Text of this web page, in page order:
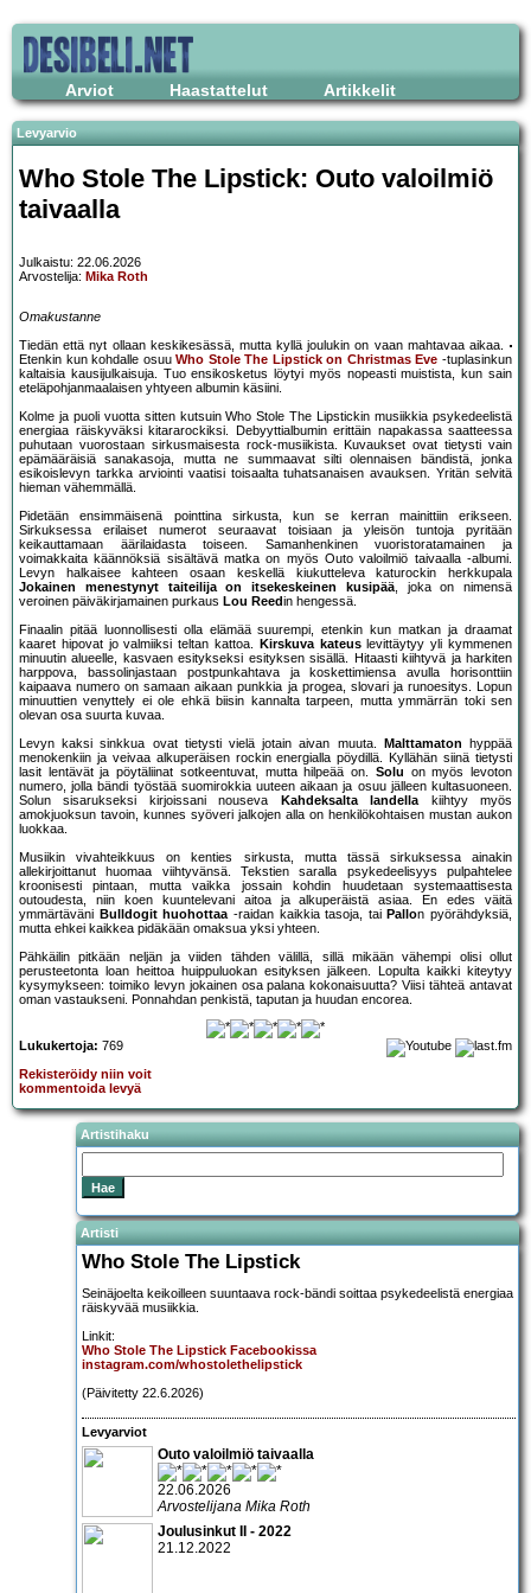
Arviot Haastattelut Artikkelit
Levyarvio
Who Stole The Lipstick: Outo valoilmiö
taivaalla
Julkaistu: 22.06.2026
Arvostelija: Mika Roth
Omakustanne
Tiedän että nyt ollaan keskikesässä, mutta kyllä joulukin on vaan mahtavaa aikaa.
Etenkin kun kohdalle osuuWho Stole The Lipstick on Christmas Eve -tuplasinkun
kaltaisia kausijulkaisuja. Tuo ensikosketus löytyi myös nopeasti muistista, kun sain
eteläpohjanmaalaisen yhtyeen albumin käsiini.
Kolme ja puoli vuotta sitten kutsuin Who Stole The Lipstickin musiikkia psykedeelistä
energiaa räiskyväksi kitararockiksi. Debyyttialbumin erittäin napakassa saatteessa
puhutaan vuorostaan sirkusmaisesta rock-musiikista. Kuvaukset ovat tietysti vain
epämääräisiä sanakasoja, mutta ne summaavat silti olennaisen bändistä, jonka
esikoislevyn tarkka arviointi vaatisi toisaalta tuhatsanaisen avauksen. Yritän selvitä
hieman vähemmällä.
Pidetään ensimmäisenä pointtina sirkusta, kun se kerran mainittiin erikseen.
Sirkuksessa erilaiset numerot seuraavat toisiaan ja yleisön tuntoja pyritään
keikauttamaan äärilaidasta toiseen. Samanhenkinen vuoristoratamainen ja
voimakkaita käännöksiä sisältävä matka on myös Outo valoilmiö taivaalla -albumi.
Levyn halkaisee kahteen osaan keskellä kiukutteleva katurockin herkkupala
Jokainen menestynyt taiteilija on itsekeskeinen kusipää, joka on nimensä
veroinen päiväkirjamainen purkaus Lou Reedin hengessä.
Finaalin pitää luonnollisesti olla elämää suurempi, etenkin kun matkan ja draamat
kaaret hipovat jo valmiiksi teltan kattoa.
Kirskuva kateuslevittäytyy yli kymmenen
minuutin alueelle, kasvaen esitykseksi esityksen sisällä. Hitaasti kiihtyvä ja harkiten
harppova, bassolinjastaan postpunkahtava ja koskettimiensa avulla horisonttiin
kaipaava numero on samaan aikaan punkkia ja progea, slovari ja runoesitys. Lopun
minuuttien venyttely ei ole ehkä biisin kannalta tarpeen, mutta ymmärrän toki sen
olevan osa suurta kuvaa.
Levyn kaksi sinkkua ovat tietysti vielä jotain aivan muuta.
Malttamaton hyppää
menokenkiin ja veivaa alkuperäisen rockin energialla pöydillä. Kyllähän siinä tietysti
lasit lentävät ja pöytäliinat sotkeentuvat, mutta hilpeää on. Solu on myös levoton
numero, jolla bändi työstää suomirokkia uuteen aikaan ja osuu jälleen kultasuoneen.
Solun sisarukseksi kirjoissani nouseva
Kahdeksalta landellakiihtyy myös
amokjuoksun tavoin, kunnes syöveri jalkojen alla on henkilökohtaisen mustan aukon
luokkaa.
Musiikin vivahteikkuus on kenties sirkusta, mutta tässä sirkuksessa ainakin
allekirjoittanut huomaa viihtyvänsä. Tekstien saralla psykedeelisyys pulpahtelee
kroonisesti pintaan, mutta vaikka jossain kohdin huudetaan systemaattisesta
outoudesta, niin koen kuuntelevani aitoa ja alkuperäistä asiaa. En edes väitä
ymmärtäväni Bulldogit huohottaa-raidan kaikkia tasoja, tai Pallon pyörähdyksiä,
mutta ehkei kaikkea pidäkään omaksua yksi yhteen.
Pähkäilin pitkään neljän ja viiden tähden välillä, sillä mikään vähempi olisi ollut
perusteetonta loan heittoa huippuluokan esityksen jälkeen. Lopulta kaikki kiteytyy
kysymykseen: toimiko levyn jokainen osa palana kokonaisuutta? Viisi tähteä antavat
oman vastaukseni. Ponnahdan penkistä, taputan ja huudan encorea.
Lukukertoja: 769
Rekisteröidy niin voit
kommentoida levyä
Artistihaku
Artisti
Who Stole The Lipstick
Seinäjoelta keikoilleen suuntaava rock-bändi soittaa psykedeelistä energiaa
räiskyvää musiikkia.
Linkit:
Who Stole The Lipstick Facebookissa
instagram.com/whostolethelipstick
(Päivitetty 22.6.2026)
Levyarviot
Outo valoilmiö taivaalla
22.06.2026
Arvostelijana Mika Roth
Joulusinkut II - 2022
21.12.2022